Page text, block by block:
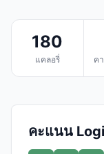
180
แคลอรี่ ค
คะแนน